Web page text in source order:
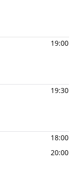
19:00
19:30
18:00
20:00